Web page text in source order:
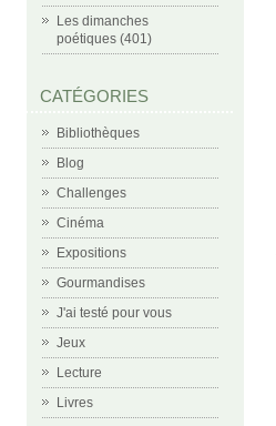
Les dimanches
poétiques (401)
CATÉGORIES
Bibliothèques
Blog
Challenges
Cinéma
Expositions
Gourmandises
J'ai testé pour vous
Jeux
Lecture
Livres